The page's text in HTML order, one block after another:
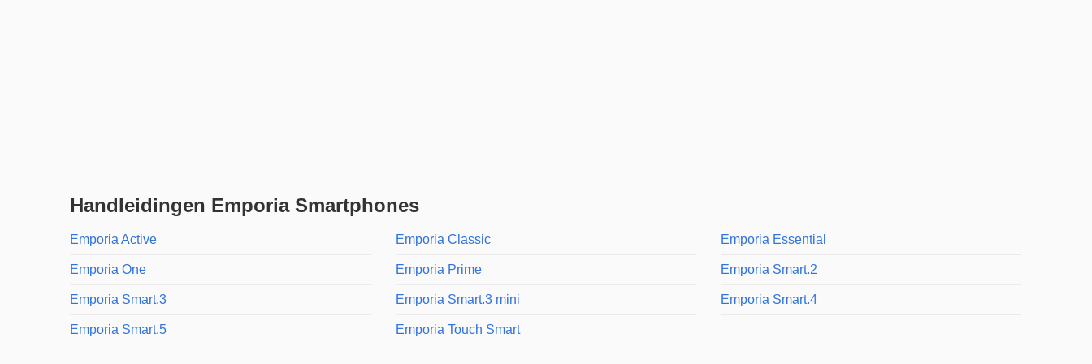
Handleidingen Emporia Smartphones
Emporia Active Emporia Classic Emporia Essential
Emporia One Emporia Prime Emporia Smart.2
Emporia Smart.3 Emporia Smart.3 mini Emporia Smart.4
Emporia Smart.5 Emporia Touch Smart